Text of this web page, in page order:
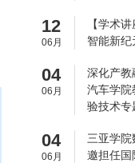
12
06月
【学术
智能新纪
04
06月
深化产
汽车学院
验技术专
04
06月
三亚学
邀担任国